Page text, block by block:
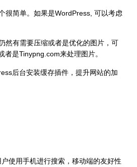
很简单。如果是WordPress, 可以考虑
然有需要压缩或者是优化的图片，可
是Tinypng.com来处理图片。
后台安装缓存插件，提升网站的加
使用手机进行搜索，移动端的友好性